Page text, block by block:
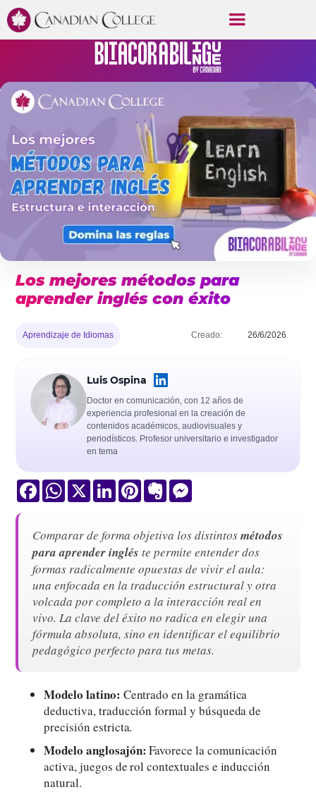
Los mejores métodos para
aprender inglés con éxito
Aprendizaje de Idiomas Creado: 26/6/2026
Luis Ospina
Doctor en comunicación, con 12 años de
experiencia profesional en la creación de
contenidos académicos, audiovisuales y
periodísticos. Profesor universitario e investigador
en tema
FacebookWhatsApp
X LinkedInPinterestEvernote
Comparar de forma objetiva los distintosmétodos
para aprender inglés te permite entender dos
formas radicalmente opuestas de vivir el aula:
una enfocada en la traducción estructural y otra
volcada por completo a la interacción real en
vivo. La clave del éxito no radica en elegir una
fórmula absoluta, sino en identificar el equilibrio
pedagógico perfecto para tus metas.
Modelo latino: Centrado en la gramática
deductiva, traducción formal y búsqueda de
precisión estricta.
Modelo anglosajón:Favorece la comunicación
activa, juegos de rol contextuales e inducción
natural.